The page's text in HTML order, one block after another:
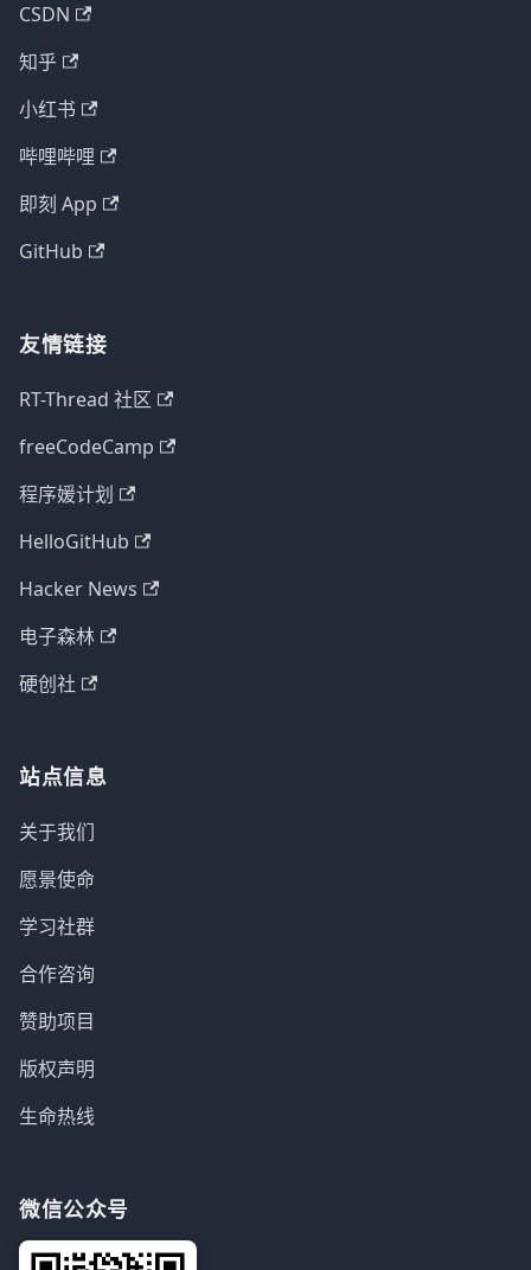
CSDN
知乎
小红书
哔哩哔哩
即刻 App
GitHub
友情链接
RT-Thread 社区
freeCodeCamp
程序媛计划
HelloGitHub
Hacker News
电子森林
硬创社
站点信息
关于我们
愿景使命
学习社群
合作咨询
赞助项目
版权声明
生命热线
微信公众号